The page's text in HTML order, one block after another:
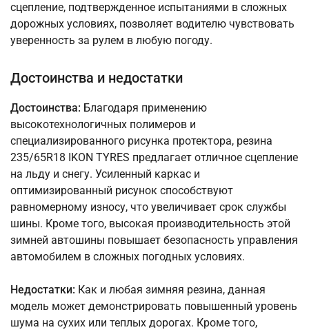
сцепление, подтвержденное испытаниями в сложных
дорожных условиях, позволяет водителю чувствовать
уверенность за рулем в любую погоду.
Достоинства и недостатки
Достоинства: Благодаря применению
высокотехнологичных полимеров и
специализированного рисунка протектора, резина
235/65R18 IKON TYRES предлагает отличное сцепление
на льду и снегу. Усиленный каркас и
оптимизированный рисунок способствуют
равномерному износу, что увеличивает срок службы
шины. Кроме того, высокая производительность этой
зимней автошины повышает безопасность управления
автомобилем в сложных погодных условиях.
Недостатки: Как и любая зимняя резина, данная
модель может демонстрировать повышенный уровень
шума на сухих или теплых дорогах. Кроме того,